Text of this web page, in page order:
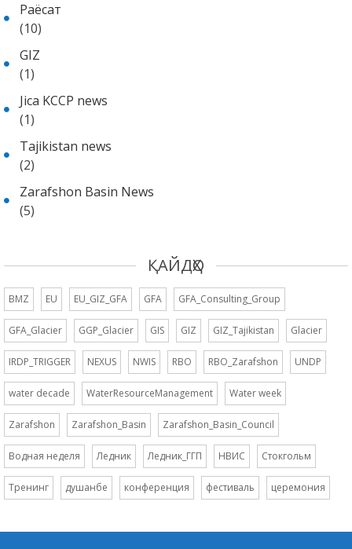
Раёсат
(10)
GIZ
(1)
Jica KCCP news
(1)
Tajikistan news
(2)
Zarafshon Basin News
(5)
ҚАЙДҲО
BMZ EU EU_GIZ_GFA GFA GFA_Consulting_Group
GFA_Glacier GGP_Glacier GIS GIZ GIZ_Tajikistan Glacier
IRDP_TRIGGER NEXUS NWIS RBO RBO_Zarafshon UNDP
water decade WaterResourceManagement Water week
Zarafshon Zarafshon_Basin Zarafshon_Basin_Council
Водная неделя Ледник Ледник_ГГП НВИС Стокгольм
Тренинг душанбе конференция фестиваль церемония